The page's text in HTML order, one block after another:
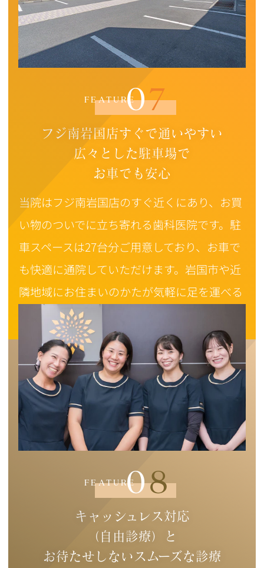
FEATURE 07
フジ南岩国店すぐで通いやすい
広々とした駐車場で
お車でも安心
当院はフジ南岩国店のすぐ近くにあり、お買
い物のついでに立ち寄れる歯科医院です。駐
車スペースは27台分ご用意しており、お車で
も快適に通院していただけます。岩国市や近
隣地域にお住まいのかたが気軽に足を運べる
よう、通いやすさを大切にしています。
FEATURE 08
キャッシュレス対応
（自由診療）と
お待たせしないスムーズな診療